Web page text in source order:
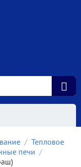
/ Тепловое
печи /